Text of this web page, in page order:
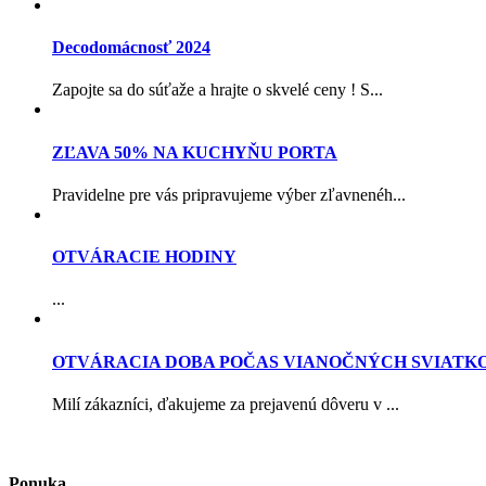
Decodomácnosť 2024
Zapojte sa do súťaže a hrajte o skvelé ceny ! S...
ZĽAVA 50% NA KUCHYŇU PORTA
Pravidelne pre vás pripravujeme výber zľavnenéh...
OTVÁRACIE HODINY
...
OTVÁRACIA DOBA POČAS VIANOČNÝCH
Milí zákazníci, ďakujeme za prejavenú dôveru v ...